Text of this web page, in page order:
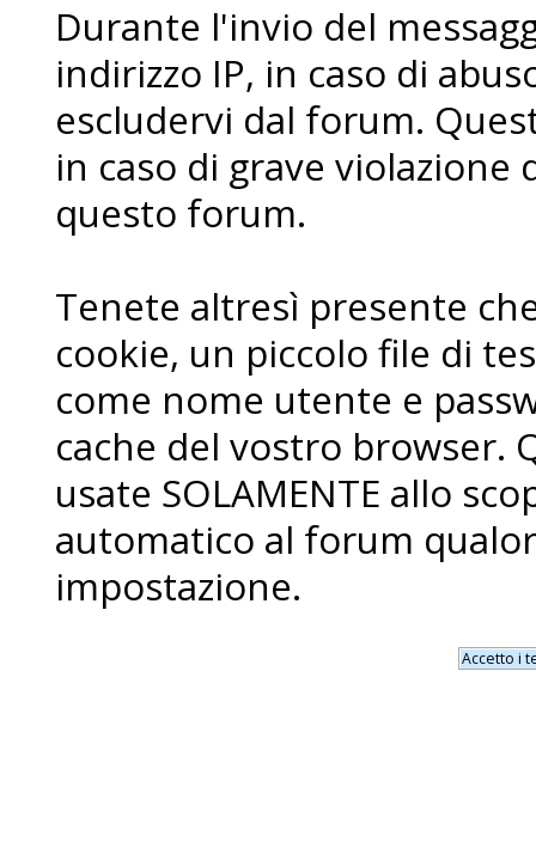
Durante l'invio del
indirizzo IP, in caso di
escludervi dal forum.
in caso di grave
questo forum.
Tenete altresì presente
cookie, un piccolo file di
come nome utente e
cache del vostro browser.
usate SOLAMENTE allo
automatico al forum
impostazione.